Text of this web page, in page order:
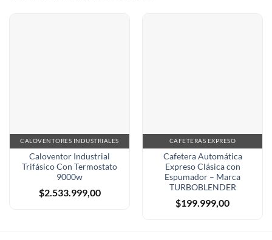
CALOVENTORES INDUSTRIALES
Caloventor Industrial
Trifásico Con Termostato
9000w
$2.533.999,00
CAFETERAS EXPRESO
Cafetera Automática
Expreso Clásica con
Espumador – Marca
TURBOBLENDER
$199.999,00